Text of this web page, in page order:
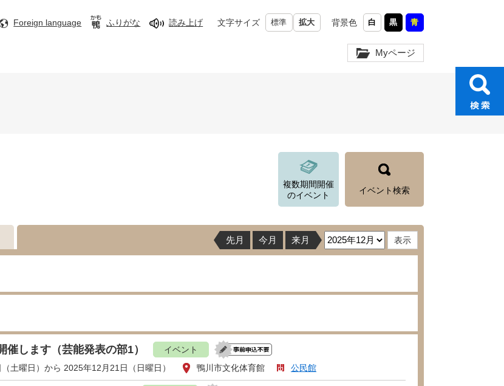
Foreign language ふりがな 読み上げ 文字サイズ 標準 拡大 背景色 白 黒 青
Myページ
複数期間開催
のイベント
イベント検索
先月 今月 来月
催します（芸能発表の部1）
イベント
土曜日）から 2025年12月21日（日曜日）
鴨川市文化体育館 公民館